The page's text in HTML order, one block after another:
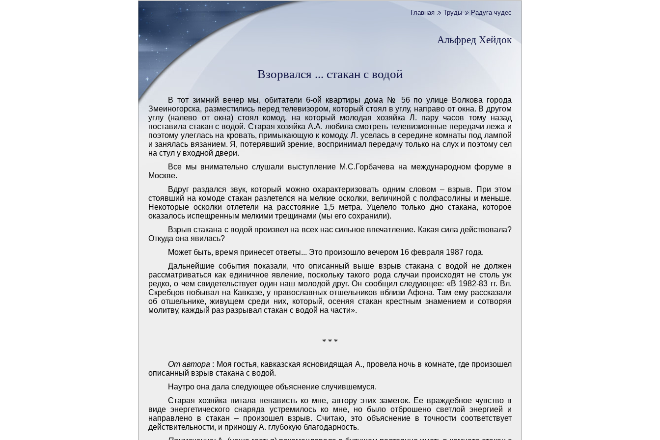
Главная Труды Радуга чудес
Альфред Хейдок
Взорвался ... стакан с водой
В тот зимний вечер мы, обитатели 6-ой квартиры дома № 56 по улице Волкова города
Змеиногорска, разместились перед телевизором, который стоял в углу, направо от окна. В другом
углу (налево от окна) стоял комод, на который молодая хозяйка Л. пару часов тому назад
поставила стакан с водой. Старая хозяйка А.А. любила смотреть телевизионные передачи лежа и
поэтому улеглась на кровать, примыкающую к комоду. Л. уселась в середине комнаты под лампой
и занялась вязанием. Я, потерявший зрение, воспринимал передачу только на слух и поэтому сел
на стул у входной двери.
Все мы внимательно слушали выступление М.С.Горбачева на международном форуме в
Москве.
Вдруг раздался звук, который можно охарактеризовать одним словом – ­взрыв. При этом
стоявший на комоде стакан разлетелся на мелкие осколки, величиной с полфасолины и меньше.
Некоторые осколки отлетели на расстояние 1,5 метра. Уцелело только дно стакана, которое
оказалось испещренным мелкими трещинами (мы его сохранили).
Взрыв стакана с водой произвел на всех нас сильное впечатление. Какая сила действовала?
Откуда она явилась?
Может быть, время принесет ответы... Это произошло вечером 16 февраля 1987 года.
Дальнейшие события показали, что описанный выше взрыв стакана с водой не должен
рассматриваться как единичное явление, поскольку такого рода случаи происходят не столь уж
редко, о чем свидетельствует один наш молодой друг. Он сообщил следующее: «В 1982-83 гг. Вл.
Скребцов побывал на Кавказе, у православных отшельников вблизи Афона. Там ему рассказали
об отшельнике, живущем среди них, который, осеняя стакан крестным знамением и сотворяя
молитву, каждый раз разрывал стакан с водой на части».
* * *
От автора : Моя гостья, кавказская ясновидящая А., провела ночь в комнате, где произошел
описанный взрыв стакана с водой.
Наутро она дала следующее объяснение случившемуся.
Старая хозяйка питала ненависть ко мне, автору этих заметок. Ее враждебное чувство в
виде энергетического снаряда устремилось ко мне, но было отброшено светлой энергией и
направлено в стакан – произошел взрыв. Считаю, это объяснение в точности соответствует
действительности, и приношу А. глубокую благодарность.